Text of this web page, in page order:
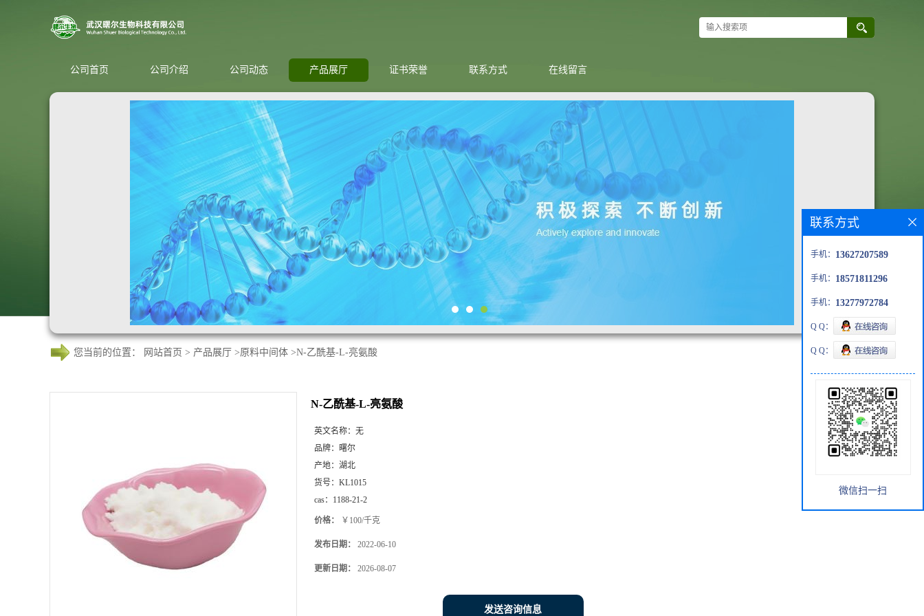
公司首页 公司介绍 公司动态 产品展厅 证书荣誉 联系方式 在线留言
您当前的位置： 网站首页 > 产品展厅 >原料中间体 >N-乙酰基-L-亮氨酸
N-乙酰基-L-亮氨酸
英文名称： 无
品牌： 曙尔
产地： 湖北
货号： KL1015
cas： 1188-21-2
价格： ￥100/千克
发布日期： 2022-06-10
更新日期： 2026-08-07
发送咨询信息
联系方式
手机： 13627207589
手机： 18571811296
手机： 13277972784
Q Q：
Q Q：
微信扫一扫